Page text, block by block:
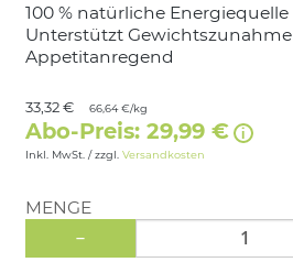
100 % natürliche Energiequelle
Unterstützt Gewichtszunahme
Appetitanregend
33,32 € 66,64 €/kg
Abo-Preis: 29,99 €
Inkl. MwSt. / zzgl. Versandkosten
MENGE
-